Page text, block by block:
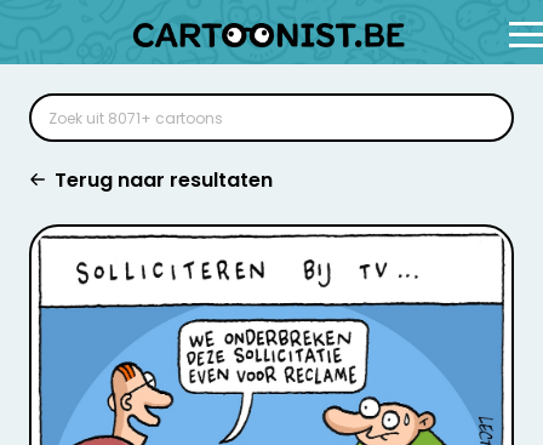
Terug naar resultaten